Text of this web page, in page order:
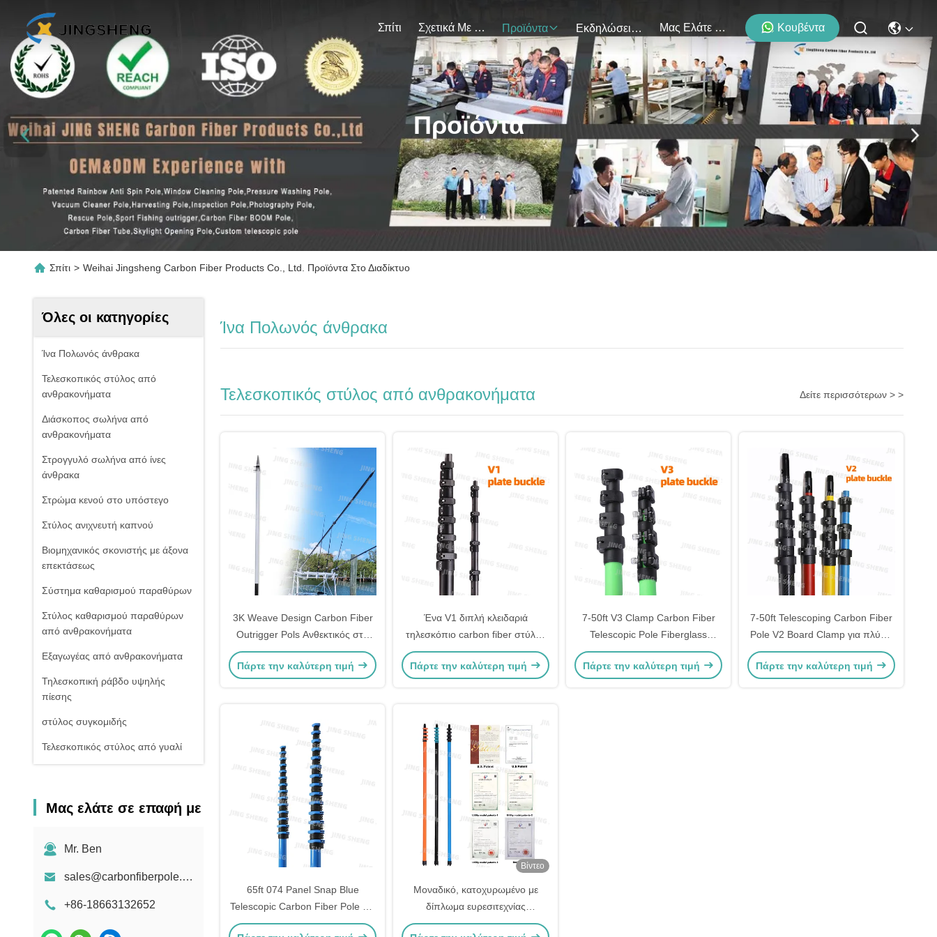
Σπίτι Σχετικά Με Εμάς Προϊόντα Εκδηλώσεις Μας Ελάτε Σε Επαφή Με Κουβέντα
Προϊόντα
Σπίτι > Weihai Jingsheng Carbon Fiber Products Co., Ltd. Προϊόντα Στο Διαδίκτυο
Όλες οι κατηγορίες
Ίνα Πολωνός άνθρακα
Τελεσκοπικός στύλος από
ανθρακονήματα
Διάσκοπος σωλήνα από
ανθρακονήματα
Στρογγυλό σωλήνα από ίνες
άνθρακα
Στρώμα κενού στο υπόστεγο
Στύλος ανιχνευτή καπνού
Βιομηχανικός σκονιστής με άξονα
επεκτάσεως
Σύστημα καθαρισμού παραθύρων
Στύλος καθαρισμού παραθύρων
από ανθρακονήματα
Εξαγωγέας από ανθρακονήματα
Τηλεσκοπική ράβδο υψηλής
πίεσης
στύλος συγκομιδής
Τελεσκοπικός στύλος από γυαλί
Μας ελάτε σε επαφή με
Mr. Ben
sales@carbonfiberpole.com
+86-18663132652
Ίνα Πολωνός άνθρακα
Τελεσκοπικός στύλος από ανθρακονήματα Δείτε περισσότερων > >
3K Weave Design Carbon Fiber
Outrigger Pols Ανθεκτικός στη
διάβρωση τηλεσκοπικός
outrigger
Πάρτε την καλύτερη τιμή
Ένα V1 διπλή κλειδαριά
τηλεσκόπιο carbon fiber στύλος
26ft 32ft 50ft για την ηλεκτρική
σκούπα
Πάρτε την καλύτερη τιμή
7-50ft V3 Clamp Carbon Fiber
Telescopic Pole Fiberglass
ενισχυμένο για το μετρητικό
Πάρτε την καλύτερη τιμή
7-50ft Telescoping Carbon Fiber
Pole V2 Board Clamp για πλύση
υπό πίεση, βιομηχανικό
καθαρισμό, καθαρισμό
Πάρτε την καλύτερη τιμή
65ft 074 Panel Snap Blue
Telescopic Carbon Fiber Pole για
βιομηχανική σκούπα, κούρεμα
Βίντεο
Μοναδικό, κατοχυρωμένο με
δίπλωμα ευρεσιτεχνίας
σχεδιασμό των 60ft